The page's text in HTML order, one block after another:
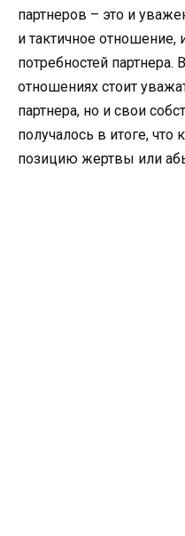
партнеров – это и
и тактичное отношение,
потребностей
отношениях стоит
партнера, но и свои
получалось в итоге, что
позицию жертвы или